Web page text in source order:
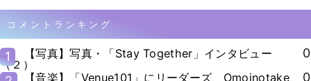
コメントランキング
1
【写真】写真・「Stay Together」インタビュー
（２）
0
【音楽】「Venue101」にリーダーズ、Omoinotake、
0